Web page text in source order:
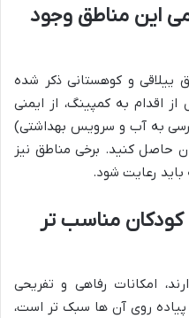
این مناطق وجود
ییلاقی و کوهستانی ذکر شده
اقدام به کمپینگ، از ایمنی
به آب و سرویس بهداشتی)
حاصل کنید. برخی مناطق نیز
باید رعایت شود.
کودکان مناسب تر
امکانات رفاهی و تفریحی
روی آن ها سبک تر است،